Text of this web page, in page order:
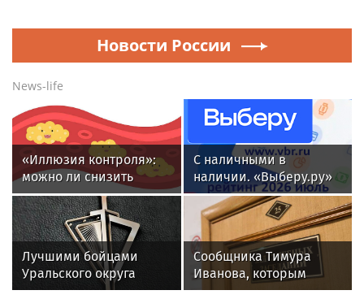
Новости России
News-life
«Иллюзия контроля»:
можно ли снизить
уровень холестерина
только с помощью
диеты
С наличными в
наличии. «Выберу.ру»
составил рейтинг
кредитных карт для
снятия денег за июль
2026 года
Лучшими бойцами
Уральского округа
Росгвардии стали
Сообщника Тимура
Иванова, которым
оказался гражданин